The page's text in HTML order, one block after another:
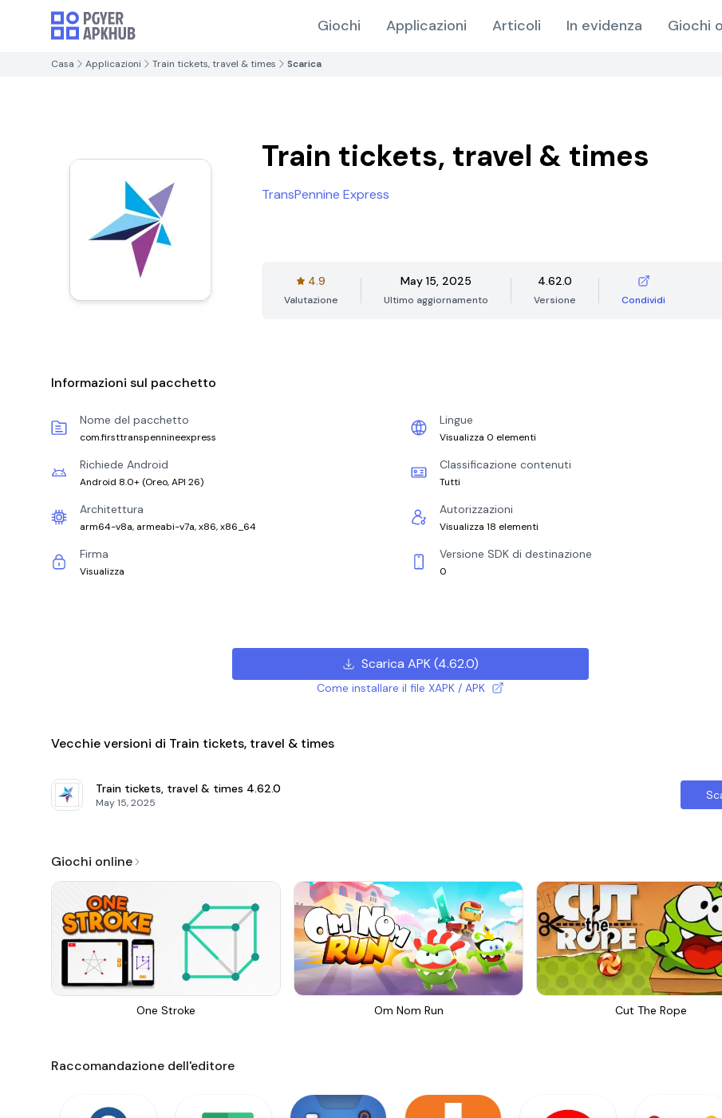
Giochi Applicazioni Articoli In evidenza Giochi
Casa Applicazioni Train tickets, travel & times Scarica
Train tickets, travel & times
TransPennine Express
4.9
Valutazione
May 15, 2025
Ultimo aggiornamento
4.62.0
Versione Condividi
Informazioni sul pacchetto
Nome del pacchetto
com.firsttranspennineexpress
Lingue
Visualizza 0 elementi
Richiede Android
Android 8.0+ (Oreo, API 26)
Classificazione contenuti
Tutti
Architettura
arm64-v8a, armeabi-v7a, x86, x86_64
Autorizzazioni
Visualizza 18 elementi
Firma
Visualizza
Versione SDK di destinazione
0
Scarica APK(4.62.0)
Come installare il file XAPK / APK
Vecchie versioni di Train tickets, travel & times
Train tickets, travel & times 4.62.0
May 15, 2025
Giochi online
One Stroke Om Nom Run Cut The Rope
Raccomandazione dell'editore